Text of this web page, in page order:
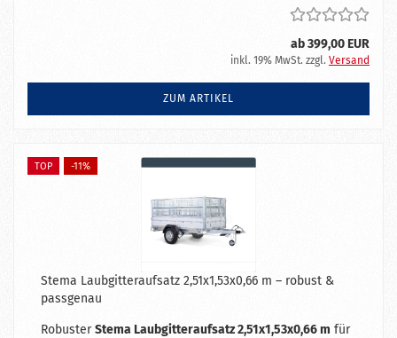
ab 399,00 EUR
inkl. 19% MwSt. zzgl. Versand
ZUM ARTIKEL
TOP -11%
Stema Laubgitteraufsatz 2,51x1,53x0,66 m – robust &
passgenau
RobusterStema Laubgitteraufsatz 2,51x1,53x0,66 m für